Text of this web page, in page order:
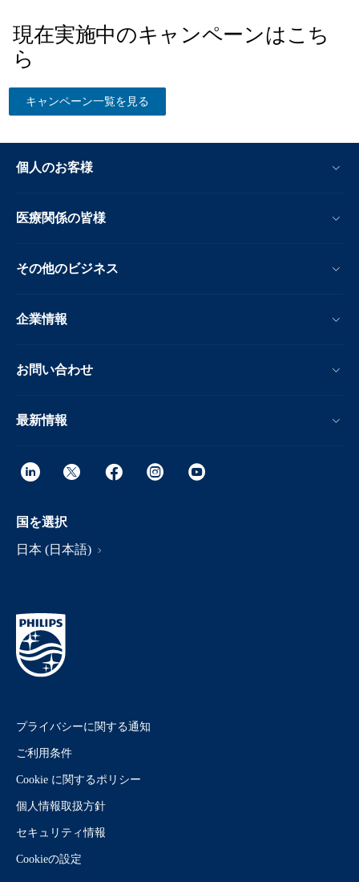
現在実施中のキャンペーンはこち
ら
キャンペーン一覧を見る
個人のお客様
医療関係の皆様
その他のビジネス
企業情報
お問い合わせ
最新情報
国を選択
日本 (日本語)
プライバシーに関する通知
ご利用条件
Cookie に関するポリシー
個人情報取扱方針
セキュリティ情報
Cookieの設定